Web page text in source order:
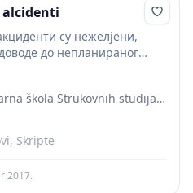
су нежелјени,
до непланираног
изнад дефинисаних
трајне и тешкеVisoka zdravstveno – sanitarna škola Strukovnih studija “VISAN”
Skripte
2017.